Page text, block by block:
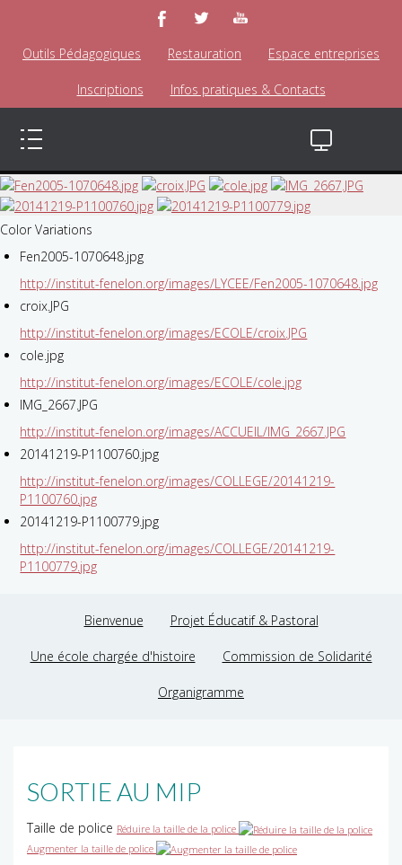
Outils Pédagogiques Restauration Espace entreprises
Inscriptions Infos pratiques & Contacts
Color Variations
Fen2005-1070648.jpg
http://institut-fenelon.org/images/LYCEE/Fen2005-1070648.jpg
croix.JPG
http://institut-fenelon.org/images/ECOLE/croix.JPG
cole.jpg
http://institut-fenelon.org/images/ECOLE/cole.jpg
IMG_2667.JPG
http://institut-fenelon.org/images/ACCUEIL/IMG_2667.JPG
20141219-P1100760.jpg
http://institut-fenelon.org/images/COLLEGE/20141219-
P1100760.jpg
20141219-P1100779.jpg
http://institut-fenelon.org/images/COLLEGE/20141219-
P1100779.jpg
Bienvenue Projet Éducatif & Pastoral
Une école chargée d'histoire Commission de Solidarité
Organigramme
SORTIE AU MIP
Taille de police Réduire la taille de la police
Augmenter la taille de police